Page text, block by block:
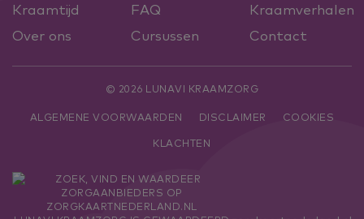
Kraamtijd
FAQ
Kraamverhalen
Over ons
Cursussen Contact
© 2026 LUNAVI KRAAMZORG
ALGEMENE VOORWAARDEN DISCLAIMER
COOKIES
KLACHTEN